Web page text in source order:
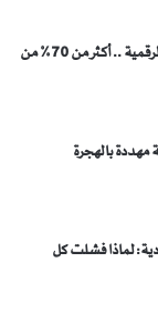
تقرير حديث: الحرب تعمّق العزلة الرقمية .. أكثر من 70% من
لماذا فشلت كل